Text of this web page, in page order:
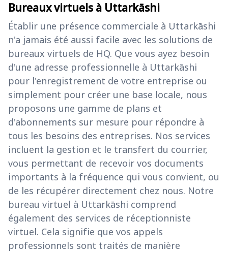
Bureaux virtuels à Uttarkāshi
Établir une présence commerciale à Uttarkāshi
n'a jamais été aussi facile avec les solutions de
bureaux virtuels de HQ. Que vous ayez besoin
d'une adresse professionnelle à Uttarkāshi
pour l'enregistrement de votre entreprise ou
simplement pour créer une base locale, nous
proposons une gamme de plans et
d'abonnements sur mesure pour répondre à
tous les besoins des entreprises. Nos services
incluent la gestion et le transfert du courrier,
vous permettant de recevoir vos documents
importants à la fréquence qui vous convient, ou
de les récupérer directement chez nous. Notre
bureau virtuel à Uttarkāshi comprend
également des services de réceptionniste
virtuel. Cela signifie que vos appels
professionnels sont traités de manière